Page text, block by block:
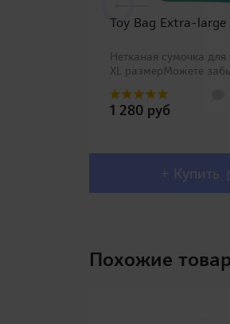
Toy Bag Extra-large
Нетканая сумочка для
XL размерМожете
игрушки со
сумочками Toy Bag
размеров от
1 280 руб
+ Купить
Похожие